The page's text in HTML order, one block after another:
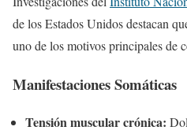
de los Estados Unidos destacan
uno de los motivos principales de
Manifestaciones Somáticas
Tensión muscular crónica: